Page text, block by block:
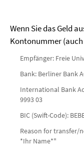
Wenn Sie das Geld
Kontonummer (auch
Empfänger: Freie
Bank: Berliner Bank
International Bank
9993 03
BIC (Swift-Code):
Reason for transfer/
*Ihr Name*"